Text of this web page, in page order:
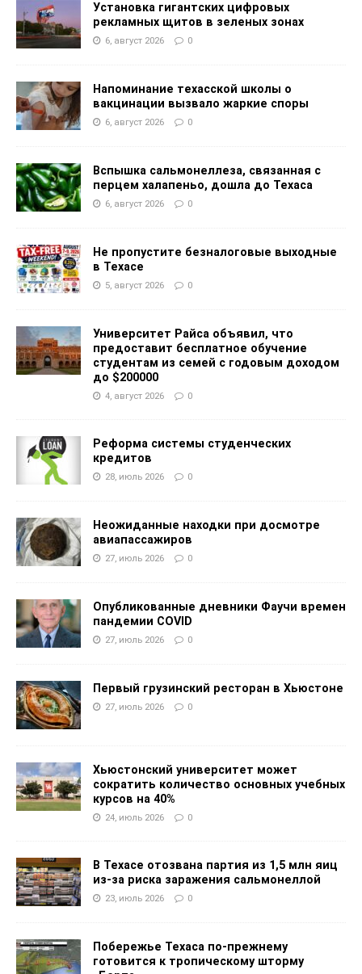
Установка гигантских цифровых
рекламных щитов в зеленых зонах
6, август 2026 0
Напоминание техасской школы о
вакцинации вызвало жаркие споры
6, август 2026 0
Вспышка сальмонеллеза, связанная с
перцем халапеньо, дошла до Техаса
6, август 2026 0
Не пропустите безналоговые выходные
в Техасе
5, август 2026 0
Университет Райса объявил, что
предоставит бесплатное обучение
студентам из семей с годовым доходом
до $200000
4, август 2026 0
Реформа системы студенческих
кредитов
28, июль 2026 0
Неожиданные находки при досмотре
авиапассажиров
27, июль 2026 0
Опубликованные дневники Фаучи времен
пандемии COVID
27, июль 2026 0
Первый грузинский ресторан в Хьюстоне
27, июль 2026 0
Хьюстонский университет может
сократить количество основных учебных
курсов на 40%
24, июль 2026 0
В Техасе отозвана партия из 1,5 млн яиц
из-за риска заражения сальмонеллой
23, июль 2026 0
Побережье Техаса по-прежнему
готовится к тропическому шторму